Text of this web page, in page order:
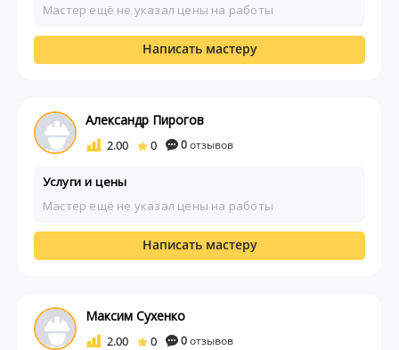
Мастер ещё не указал цены на работы
Написать мастеру
Александр Пирогов
2.00 0 0отзывов
Услуги и цены
Мастер ещё не указал цены на работы
Написать мастеру
Максим Сухенко
2.00 0 0отзывов